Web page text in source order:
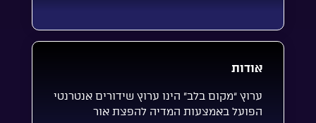
אודות
ערוץ “מקום בלב” הינו ערוץ שידורים אנטרנטי
הפועל באמצעות המדיה להפצת אור